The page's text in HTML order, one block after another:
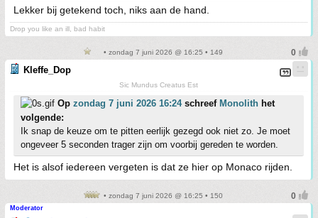
Lekker bij getekend toch, niks aan de hand.
Drop you like an ill, bad habit
• zondag 7 juni 2026 @ 16:25 • 149
Kleffe_Dop
Sic Mundus Creatus Est
Op zondag 7 juni 2026 16:24schreef Monolith het
volgende:
Ik snap de keuze om te pitten eerlijk gezegd ook niet zo. Je moet
ongeveer 5 seconden trager zijn om voorbij gereden te worden.
Het is alsof iedereen vergeten is dat ze hier op Monaco rijden.
• zondag 7 juni 2026 @ 16:25 • 150
Moderator